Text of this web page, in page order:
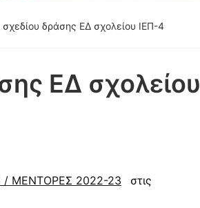
δράσης ΕΔ σχολείου ΙΕΠ-4
ΕΔ σχολείου
/ ΜΕΝΤΟΡΕΣ 2022-23 στις